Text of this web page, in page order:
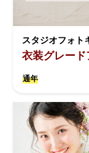
スタジオフォト
衣装グレード
通年